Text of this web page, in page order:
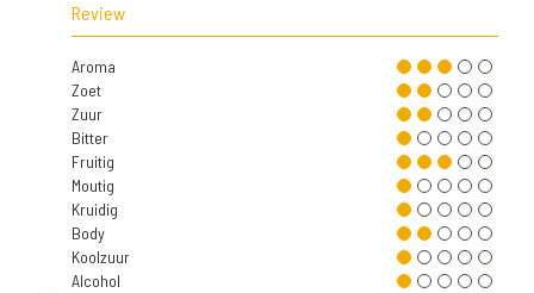
Review
Aroma
Zoet
Zuur
Bitter
Fruitig
Moutig
Kruidig
Body
Koolzuur
Alcohol